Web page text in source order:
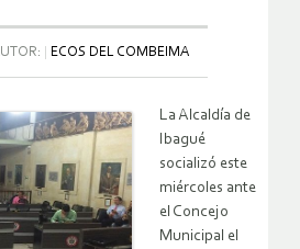
ECOS DEL COMBEIMA
La Alcaldía de
Ibagué
socializó este
miércoles ante
el Concejo
Municipal el